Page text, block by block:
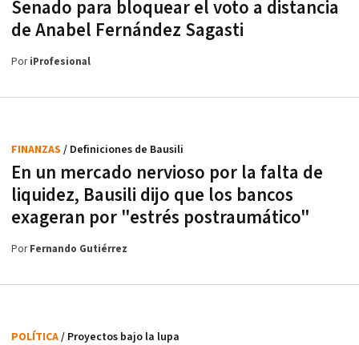
Senado para bloquear el voto a distancia
de Anabel Fernández Sagasti
PoriProfesional
En un mercado nervioso por la falta de
liquidez, Bausili dijo que los bancos
exageran por "estrés postraumático"
FINANZAS / Definiciones de Bausili
PorFernando Gutiérrez
POLÍTICA/ Proyectos bajo la lupa